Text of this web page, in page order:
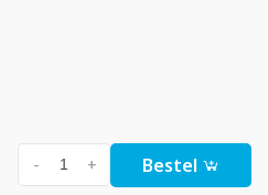
+
- Bestel